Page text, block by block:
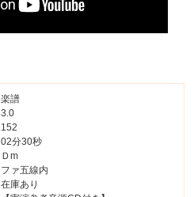
楽譜
3.0
152
02分30秒
Ｄm
ファ五線内
在庫あり